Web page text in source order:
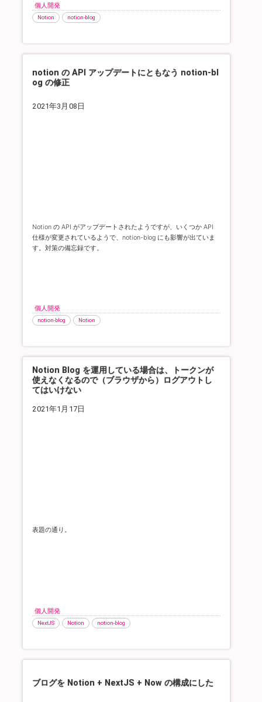
個人開発
Notion notion-blog
notion の API アップデートにともなう notion-bl
og の修正
2021年3月08日
Notion の API がアップデートされたようですが、いくつか API
仕様が変更されているようで、notion-blog にも影響が出ていま
す。対策の備忘録です。
個人開発
notion-blog Notion
Notion Blog を運用している場合は、トークンが
使えなくなるので（ブラウザから）ログアウトし
てはいけない
2021年1月17日
表題の通り。
個人開発
NextJS Notion notion-blog
ブログを Notion + NextJS + Now の構成にした